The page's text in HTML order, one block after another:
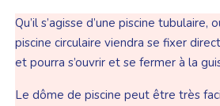
Qu’il s’agisse d’une piscine
piscine circulaire viendra se fixer
et pourra s’ouvrir et se fermer à la
Le dôme de piscine peut être très